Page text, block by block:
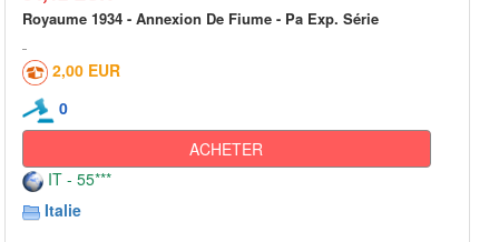
Royaume 1934 - Annexion De Fiume - Pa Exp. Série
2,00 EUR
0
ACHETER
IT - 55***
Italie